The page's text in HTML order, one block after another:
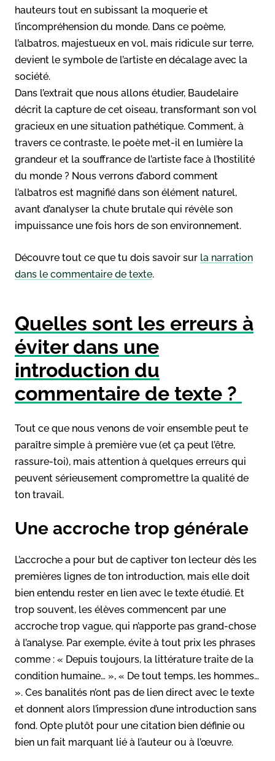
hauteurs tout en subissant la moquerie et
l’incompréhension du monde. Dans ce poème,
l’albatros, majestueux en vol, mais ridicule sur terre,
devient le symbole de l’artiste en décalage avec la
société.
Dans l’extrait que nous allons étudier, Baudelaire
décrit la capture de cet oiseau, transformant son vol
gracieux en une situation pathétique. Comment, à
travers ce contraste, le poète met-il en lumière la
grandeur et la souffrance de l’artiste face à l’hostilité
du monde ? Nous verrons d’abord comment
l’albatros est magnifié dans son élément naturel,
avant d’analyser la chute brutale qui révèle son
impuissance une fois hors de son environnement.
Découvre tout ce que tu dois savoir sur la narration
dans le commentaire de texte.
Quelles sont les erreurs à
éviter dans une
introduction du
commentaire de texte ?
Tout ce que nous venons de voir ensemble peut te
paraître simple à première vue (et ça peut l’être,
rassure-toi), mais attention à quelques erreurs qui
peuvent sérieusement compromettre la qualité de
ton travail.
Une accroche trop générale
L’accroche a pour but de captiver ton lecteur dès les
premières lignes de ton introduction, mais elle doit
bien entendu rester en lien avec le texte étudié. Et
trop souvent, les élèves commencent par une
accroche trop vague, qui n’apporte pas grand-chose
à l’analyse. Par exemple, évite à tout prix les phrases
comme : « Depuis toujours, la littérature traite de la
condition humaine… », « De tout temps, les hommes…
». Ces banalités n’ont pas de lien direct avec le texte
et donnent alors l’impression d’une introduction sans
fond. Opte plutôt pour une citation bien définie ou
bien un fait marquant lié à l’auteur ou à l’œuvre.